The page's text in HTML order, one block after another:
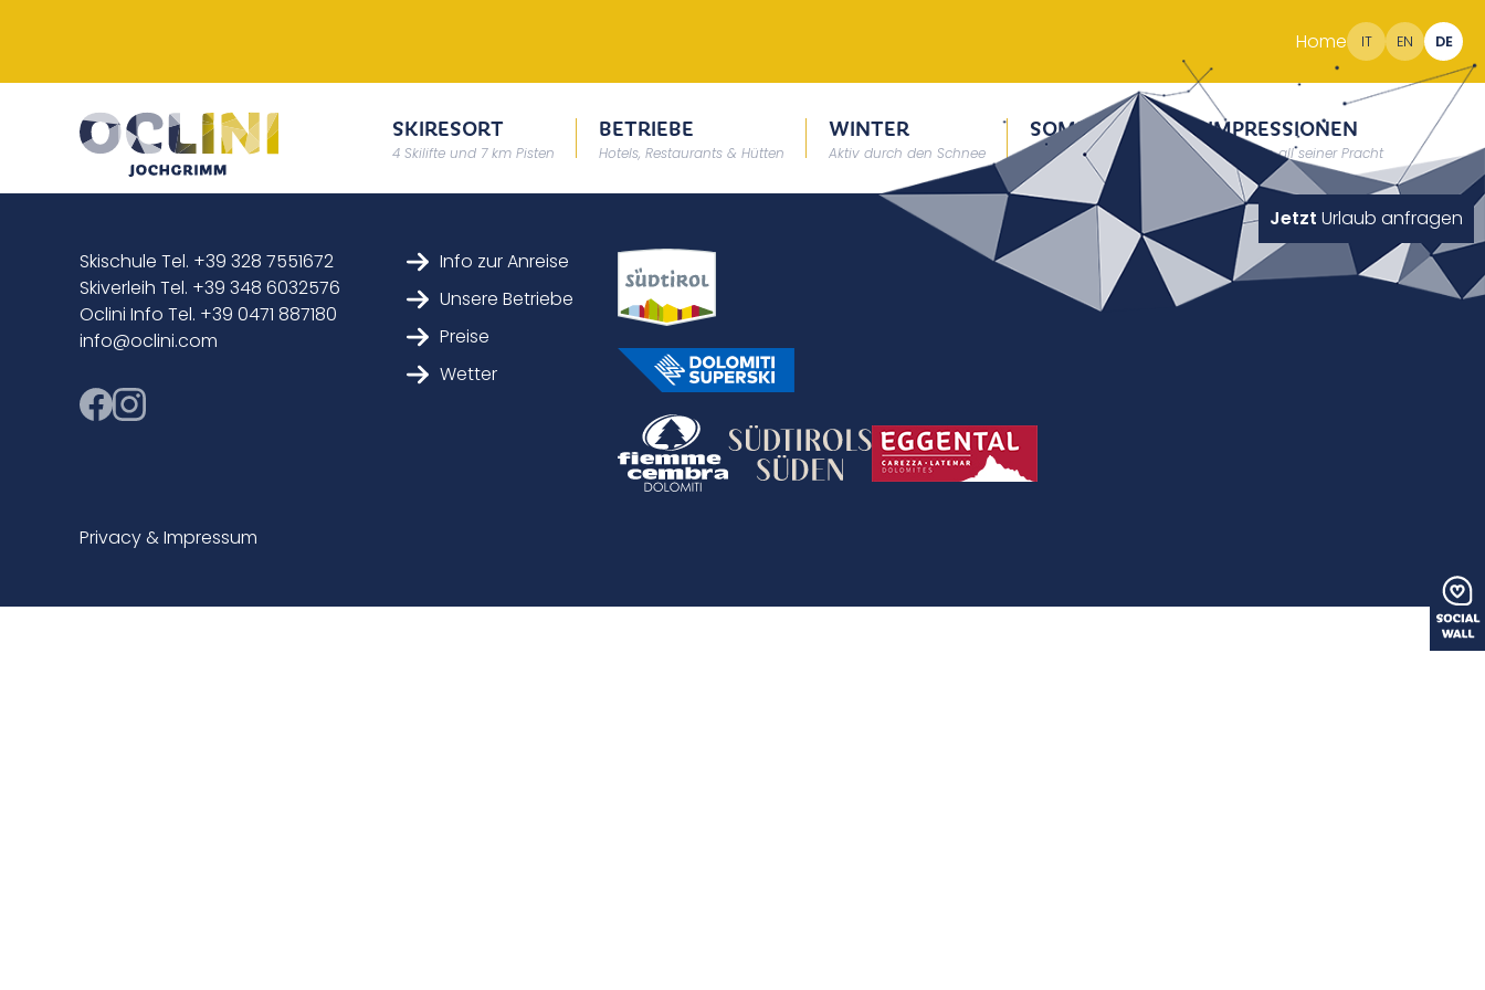
Home IT EN DE
SKIRESORT
4 Skilifte und 7 km Pisten
BETRIEBE
Hotels, Restaurants & Hütten
WINTER
Aktiv durch den Schnee
SOMMER
Erholung auf 2000m
IMPRESSIONEN
Südtirol in all seiner Pracht
Jetzt Urlaub anfragen
Skischule Tel. +39 328 7551672
Skiverleih Tel. +39 348 6032576
Oclini Info Tel. +39 0471 887180
info@oclini.com
Info zur Anreise
Unsere Betriebe
Preise
Wetter
Privacy & Impressum